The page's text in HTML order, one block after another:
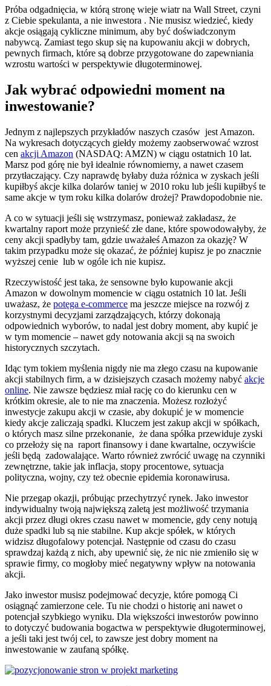
Próba odgadnięcia, w którą stronę wieje wiatr na Wall Street, czyni
z Ciebie spekulanta, a nie inwestora . Nie musisz wiedzieć, kiedy
akcje osiągają cykliczne minimum, aby być doświadczonym
nabywcą. Zamiast tego skup się na kupowaniu akcji w dobrych,
pewnych firmach, które są dobrze przygotowane do zapewniania
wzrostu wartości w perspektywie długoterminowej.
Jak wybrać odpowiedni moment na
inwestowanie?
Jednym z najlepszych przykładów naszych czasów jest Amazon.
Na wykresach dotyczących giełdy możemy zaobserwować wzrost
cen akcji Amazon (NASDAQ: AMZN) w ciągu ostatnich 10 lat.
Marsz pod górę nie był idealnie równomierny, a nawet czasem
przytłaczający. Czy naprawdę byłaby duża różnica w zyskach jeśli
kupiłbyś akcje kilka dolarów taniej w 2010 roku lub jeśli kupiłbyś te
same akcje w tym roku kilka dolarów drożej? Prawdopodobnie nie.
A co w sytuacji jeśli się wstrzymasz, ponieważ zakładasz, że
kwartalny raport może przynieść złe dane, które spowodowałyby, że
ceny akcji spadłyby tam, gdzie uważałeś Amazon za okazję? W
takim przypadku może się okazać, że później kupisz je po znacznie
wyższej cenie lub w ogóle ich nie kupisz.
Rzeczywistość jest taka, że ​​sensowne było kupowanie akcji
Amazon w dowolnym momencie w ciągu ostatnich 10 lat. Jeśli
uważasz, że potęga e-commerce ma jeszcze miejsce na rozwój z
korzystnymi decyzjami zarządzających, którzy dokonają
odpowiednich wyborów, to nadal jest dobry moment, aby kupić je
w tym momencie – nawet gdy notowania akcji są na swoich
historycznych szczytach.
Idąc tym tokiem myślenia nigdy nie ma złego czasu na kupowanie
akcji stabilnych firm, a w dzisiejszych czasach możemy nabyć akcje
online. Nie zawsze będziesz miał rację co do kierunku cen w
krótkim okresie, ale to nie ma znaczenia. Możesz rozłożyć
inwestycje zakupu akcji w czasie, aby dokupić je w momencie
kiedy akcje zaliczają spadki. Kluczem jest zakup akcji w spółkach,
o których masz silne przekonanie, że dana spółka przewiduje zyski
co przełoży się na raport finansowy i dane kwartalne, oczywiście
jeśli będą zadowalające. Warto również zwrócić uwagę na czynniki
zewnętrzne, takie jak inflacja, stopy procentowe, sytuacja
polityczna, wojny, czy też obecnie epidemia koronawirusa.
Nie przegap okazji, próbując przechytrzyć rynek. Jako inwestor
indywidualny twoją największą zaletą jest możliwość trzymania
akcji przez długi okres czasu nawet w momencie, gdy ceny notują
duże spadki lub są nie stabilne. Kup akcje spółek, w których
widzisz długofalowy potencjał. Następnie od czasu do czasu
sprawdzaj każdą z nich, aby upewnić się, że nic nie zmieniło się w
sprawie firmy, co mogłoby mieć negatywny wpływ na notowania
akcji.
Jako inwestor musisz podejmować decyzje, które pomogą Ci
osiągnąć zamierzone cele. Tu nie chodzi o historię ani nawet o
potencjał szybkiego wyniku. Dla większości inwestorów powinno
to dotyczyć budowania bogactwa w perspektywie długoterminowej,
a jeśli taki jest twój cel, to zawsze jest dobry moment na
inwestowanie w zaufaną spółkę.